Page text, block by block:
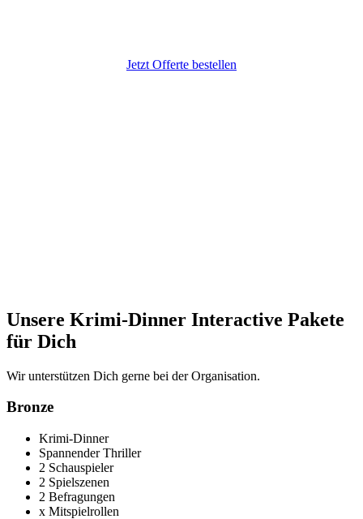
Jetzt Offerte bestellen
Unsere Krimi-Dinner Interactive Pakete
für Dich
Wir unterstützen Dich gerne bei der Organisation.
Bronze
Krimi-Dinner
Spannender Thriller
2 Schauspieler
2 Spielszenen
2 Befragungen
x Mitspielrollen